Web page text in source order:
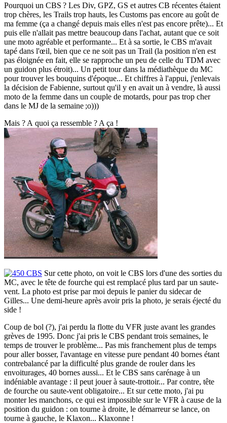
Pourquoi un CBS ? Les Div, GPZ, GS et autres CB récentes étaient
trop chères, les Trails trop hauts, les Customs pas encore au goût de
ma femme (ça a changé depuis mais elles n'est pas encore prête)... Et
puis elle n'allait pas mettre beaucoup dans l'achat, autant que ce soit
une moto agréable et performante... Et à sa sortie, le CBS m'avait
tapé dans l'œil, bien que ce ne soit pas un Trail (la position n'en est
pas éloignée en fait, elle se rapproche un peu de celle du TDM avec
un guidon plus étroit)... Un petit tour dans la médiathèque du MC
pour trouver les bouquins d'époque... Et chiffres à l'appui, j'enlevais
la décision de Fabienne, surtout qu'il y en avait un à vendre, là aussi
moto de la femme dans un couple de motards, pour pas trop cher
dans le MJ de la semaine ;o)))
Mais ? A quoi ça ressemble ? A ça !
Sur cette photo, on voit le CBS lors d'une des sorties du
MC, avec le tête de fourche qui est remplacé plus tard par un saute-
vent. La photo est prise par moi depuis le panier du sidecar de
Gilles... Une demi-heure après avoir pris la photo, je serais éjecté du
side !
Coup de bol (?), j'ai perdu la flotte du VFR juste avant les grandes
grèves de 1995. Donc j'ai pris le CBS pendant trois semaines, le
temps de trouver le problème... Pas mis franchement plus de temps
pour aller bosser, l'avantage en vitesse pure pendant 40 bornes étant
contrebalancé par la difficulté plus grande de rouler dans les
envoiturages, 40 bornes aussi... Et le CBS sans carénage à un
indéniable avantage : il peut jouer à saute-trottoir... Par contre, tête
de fourche ou saute-vent obligatoire... Et sur cette moto, j'ai pu
monter les manchons, ce qui est impossible sur le VFR à cause de la
position du guidon : on tourne à droite, le démarreur se lance, on
tourne à gauche, le Klaxon... Klaxonne !